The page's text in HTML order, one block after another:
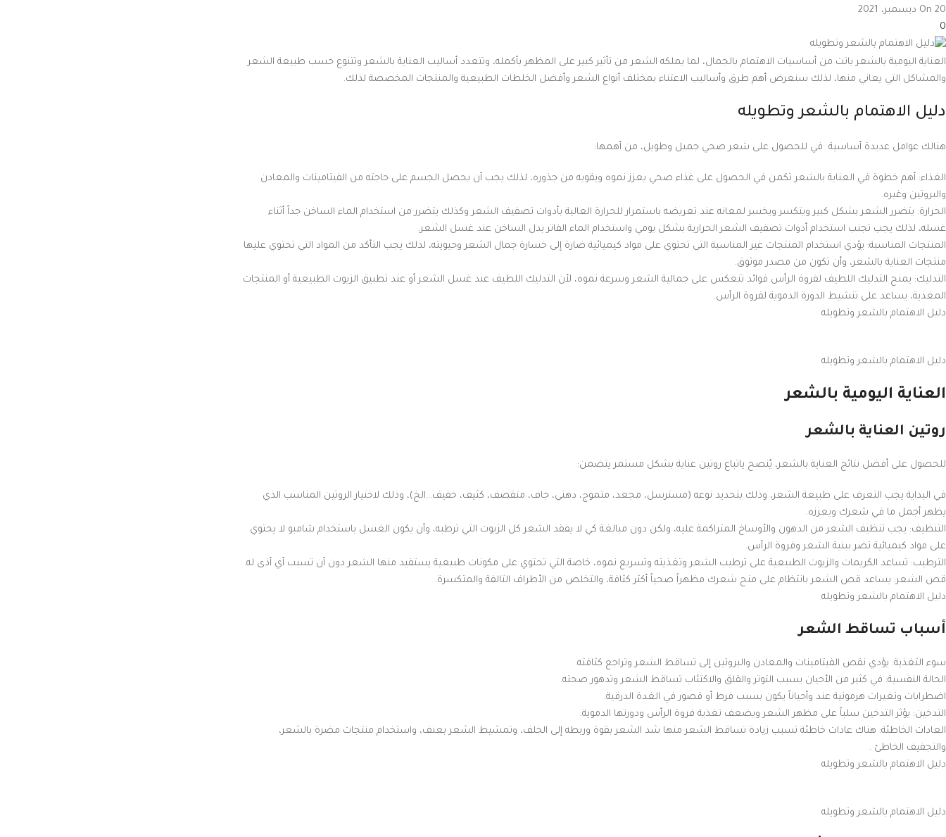
On 20 ديسمبر، 2021
0
العناية اليومية بالشعر باتت من أساسيات الاهتمام بالجمال، لما يملكه الشعر من تأثير كبير على المظهر بأكمله، وتتعدد أساليب العناية بالشعر وتتنوع حسب طبيعة الشعر
والمشاكل التي يعاني منها، لذلك سنعرض أهم طرق وأساليب الاعتناء بمختلف أنواع الشعر وأفضل الخلطات الطبيعية والمنتجات المخصصة لذلك.
دليل الاهتمام بالشعر وتطويله
هنالك عوامل عديدة أساسية في للحصول على شعر صحي جميل وطويل، من أهمها:
الغذاء: أهم خطوة في العناية بالشعر تكمن في الحصول على غذاء صحي يعزز نموه ويقويه من جذوره، لذلك يجب أن يحصل الجسم على حاجته من الفيتامينات والمعادن
والبروتين وغيره.
الحرارة: يتضرر الشعر بشكل كبير ويتكسر ويخسر لمعانه عند تعريضه باستمرار للحرارة العالية بأدوات تصفيف الشعر وكذلك يتضرر من استخدام الماء الساخن جداً أثناء
غسله، لذلك يجب تجنب استخدام أدوات تصفيف الشعر الحرارية بشكل يومي واستخدام الماء الفاتر بدل الساخن عند غسل الشعر.
المنتجات المناسبة: يؤدي استخدام المنتجات غير المناسبة التي تحتوي على مواد كيميائية ضارة إلى خسارة جمال الشعر وحيويته، لذلك يجب التأكد من المواد التي تحتوي عليها
منتجات العناية بالشعر، وأن تكون من مصدر موثوق.
التدليك: يمنح التدليك اللطيف لفروة الرأس فوائد تنعكس على جمالية الشعر وسرعة نموه، لأن التدليك اللطيف عند غسل الشعر أو عند تطبيق الزيوت الطبيعية أو المنتجات
المغذية، يساعد على تنشيط الدورة الدموية لفروة الرأس.
دليل الاهتمام بالشعر وتطويله
دليل الاهتمام بالشعر وتطويله
العناية اليومية بالشعر
روتين العناية بالشعر
للحصول على أفضل نتائج العناية بالشعر، يُنصح ياتباع روتين عناية بشكل مستمر يتضمن:
في البداية يجب التعرف على طبيعة الشعر، وذلك بتحديد نوعه (مسترسل، مجعد، متموج، دهني، جاف، متقصف، كثيف، خفيف…الخ)، وذلك لاختيار الروتين المناسب الذي
يظهر أجمل ما في شعرك ويعززه.
التنظيف: يجب تنظيف الشعر من الدهون والأوساخ المتراكمة عليه، ولكن دون مبالغة كي لا يفقد الشعر كل الزيوت التي ترطبه، وأن يكون الغسل باستخدام شامبو لا يحتوي
على مواد كيميائية تضر ببنية الشعر وفروة الرأس.
الترطيب: تساعد الكريمات والزيوت الطبيعية على ترطيب الشعر وتغذيته وتسريع نموه، خاصة التي تحتوي على مكونات طبيعية يستفيد منها الشعر دون أن تسبب أي أذى له.
قص الشعر: يساعد قص الشعر بانتظام على منح شعرك مظهراً صحياً أكثر كثافة، والتخلص من الأطراف التالفة والمتكسرة.
دليل الاهتمام بالشعر وتطويله
أسباب تساقط الشعر
سوء التغذية: يؤدي نقص الفيتامينات والمعادن والبروتين إلى تساقط الشعر وتراجع كثافته.
الحالة النفسية: في كثير من الأحيان يسبب التوتر والقلق والاكتئاب تساقط الشعر وتدهور صحته.
اضطرابات وتغيرات هرمونية عند وأحياناً يكون بسبب فرط أو قصور في الغدة الدرقية.
التدخين: يؤثر التدخين سلباً على مظهر الشعر ويضعف تغذية فروة الرأس ودورتها الدموية.
العادات الخاطئة: هناك عادات خاطئة تسبب زيادة تساقط الشعر منها شد الشعر بقوة وربطه إلى الخلف، وتمشيط الشعر بعنف، واستخدام منتجات مضرة بالشعر،
والتجفيف الخاطئ .
دليل الاهتمام بالشعر وتطويله
دليل الاهتمام بالشعر وتطويله